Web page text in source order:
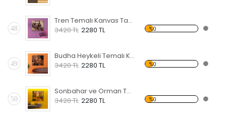
48
Tren Temalı Kanvas Tablo
3420 TL 2280 TL %0
49
Budha Heykeli Temalı Kanvas Tablo
3420 TL 2280 TL %0
50
Sonbahar ve Orman Temalı Kanvas Tablo
3420 TL 2280 TL %0